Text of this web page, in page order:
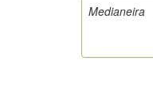
Medianeira